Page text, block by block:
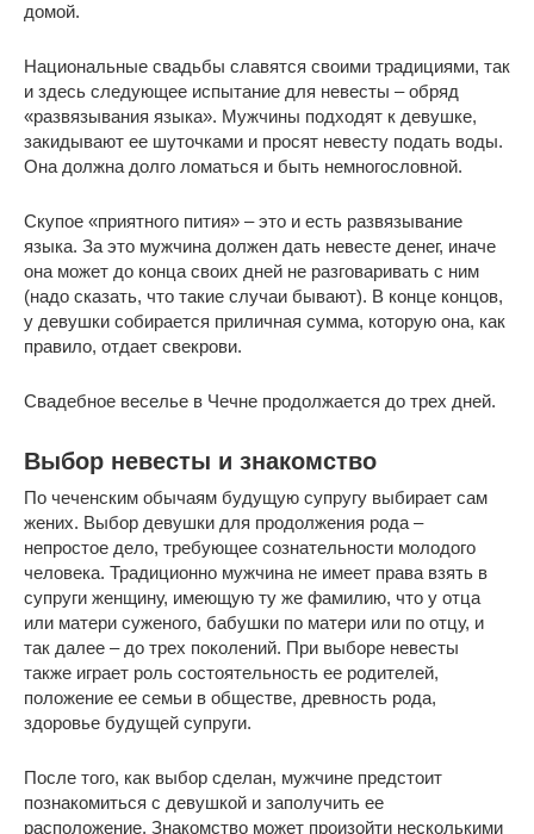
домой.
Национальные свадьбы славятся своими традициями, так
и здесь следующее испытание для невесты – обряд
«развязывания языка». Мужчины подходят к девушке,
закидывают ее шуточками и просят невесту подать воды.
Она должна долго ломаться и быть немногословной.
Скупое «приятного пития» – это и есть развязывание
языка. За это мужчина должен дать невесте денег, иначе
она может до конца своих дней не разговаривать с ним
(надо сказать, что такие случаи бывают). В конце концов,
у девушки собирается приличная сумма, которую она, как
правило, отдает свекрови.
Свадебное веселье в Чечне продолжается до трех дней.
Выбор невесты и знакомство
По чеченским обычаям будущую супругу выбирает сам
жених. Выбор девушки для продолжения рода –
непростое дело, требующее сознательности молодого
человека. Традиционно мужчина не имеет права взять в
супруги женщину, имеющую ту же фамилию, что у отца
или матери суженого, бабушки по матери или по отцу, и
так далее – до трех поколений. При выборе невесты
также играет роль состоятельность ее родителей,
положение ее семьи в обществе, древность рода,
здоровье будущей супруги.
После того, как выбор сделан, мужчине предстоит
познакомиться с девушкой и заполучить ее
расположение. Знакомство может произойти несколькими